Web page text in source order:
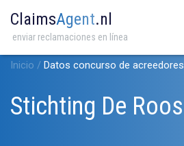
ClaimsAgent.nl
enviar reclamaciones en línea
Inicio / Datos concurso de acreedores
Stichting De Roos